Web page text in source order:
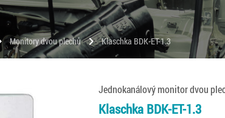
Monitory dvou plechů chevron_right Klaschka BDK-ET-1.3
Jednokanálový monitor dvou
Klaschka BDK-ET-1.3